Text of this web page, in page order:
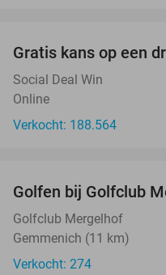
Gratis kans op een
Social Deal Win
Online
Verkocht: 188.564
Golfen bij Golfclub
Golfclub Mergelhof
Gemmenich (11 km)
Verkocht: 274